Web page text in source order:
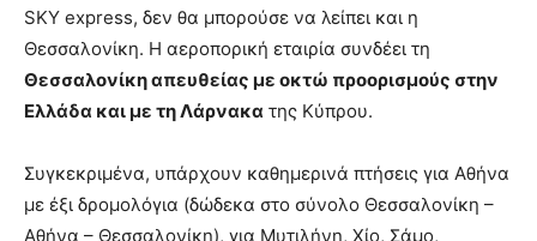
SKY express, δεν θα μπορούσε να λείπει και η
Θεσσαλονίκη. Η αεροπορική εταιρία συνδέει τη
Θεσσαλονίκη απευθείας με οκτώ προορισμούς στην
Ελλάδα και με τη Λάρνακα της Κύπρου.
Συγκεκριμένα, υπάρχουν καθημερινά πτήσεις για Αθήνα
με έξι δρομολόγια (δώδεκα στο σύνολο Θεσσαλονίκη –
Αθήνα – Θεσσαλονίκη), για Μυτιλήνη, Χίο, Σάμο,